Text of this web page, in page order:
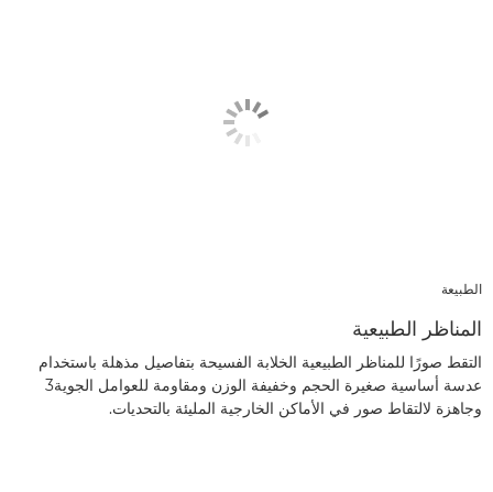
الطبيعة
المناظر الطبيعية
التقط صورًا للمناظر الطبيعية الخلابة الفسيحة بتفاصيل مذهلة باستخدام
عدسة أساسية صغيرة الحجم وخفيفة الوزن ومقاومة للعوامل الجوية3
وجاهزة لالتقاط صور في الأماكن الخارجية المليئة بالتحديات.